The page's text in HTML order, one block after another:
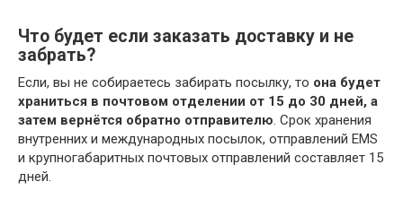
Что будет если заказать доставку и не
забрать?
Если, вы не собираетесь забирать посылку, то она будет
храниться в почтовом отделении от 15 до 30 дней, а
затем вернётся обратно отправителю. Срок хранения
внутренних и международных посылок, отправлений EMS
и крупногабаритных почтовых отправлений составляет 15
дней.